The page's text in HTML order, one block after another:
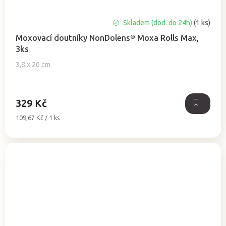
Moxovací doutníky NonDolens® Moxa Rolls Max,
3ks
3,8 x 20 cm
Skladem (dod. do 24h) (1 ks)
329 Kč
Měrná
109,67 Kč / 1 ks